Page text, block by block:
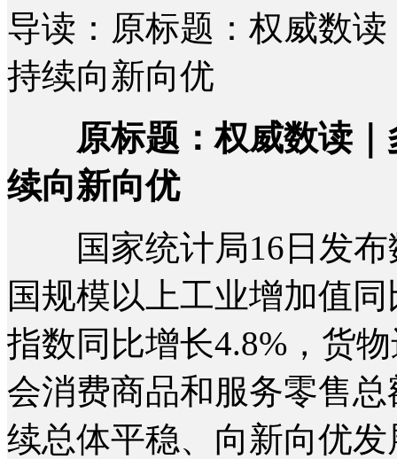
导读：原标题：权威数
持续向新向优
原标题：权威数读
续向新向优
国家统计局16日发布
国规模以上工业增加值
指数同比增长4.8%，货
会消费商品和服务零售
续总体平稳、向新向优